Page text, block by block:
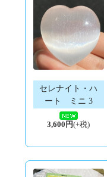
セレナイト・ハ
ート ミニ 3
3,600円(+税)